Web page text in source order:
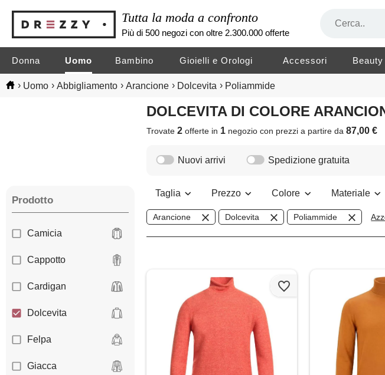
Tutta la moda a confronto
Più di 500 negozi con oltre 2.300.000 offerte
Donna Uomo Bambino Gioielli e Orologi Accessori Beauty
› Uomo › Abbigliamento › Arancione › Dolcevita › Poliammide
DOLCEVITA DI COLORE
Trovate2 offerte in 1 negoziocon prezzi a partire da87,00 €
Prodotto
Camicia
Cappotto
Cardigan
Dolcevita
Felpa
Giacca
Nuovi arrivi Spedizione gratuita
Taglia Prezzo Colore Materiale
Arancione Dolcevita Poliammide